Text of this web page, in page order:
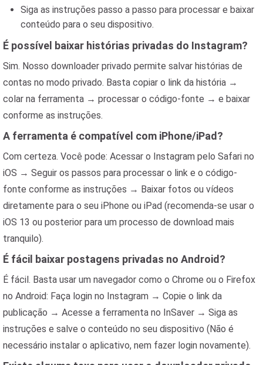
Siga as instruções passo a passo para processar e baixar
conteúdo para o seu dispositivo.
É possível baixar histórias privadas do Instagram?
Sim. Nosso downloader privado permite salvar histórias de
contas no modo privado. Basta copiar o link da história →
colar na ferramenta → processar o código-fonte → e baixar
conforme as instruções.
A ferramenta é compatível com iPhone/iPad?
Com certeza. Você pode: Acessar o Instagram pelo Safari no
iOS → Seguir os passos para processar o link e o código-
fonte conforme as instruções → Baixar fotos ou vídeos
diretamente para o seu iPhone ou iPad (recomenda-se usar o
iOS 13 ou posterior para um processo de download mais
tranquilo).
É fácil baixar postagens privadas no Android?
É fácil. Basta usar um navegador como o Chrome ou o Firefox
no Android: Faça login no Instagram → Copie o link da
publicação → Acesse a ferramenta no InSaver → Siga as
instruções e salve o conteúdo no seu dispositivo (Não é
necessário instalar o aplicativo, nem fazer login novamente).